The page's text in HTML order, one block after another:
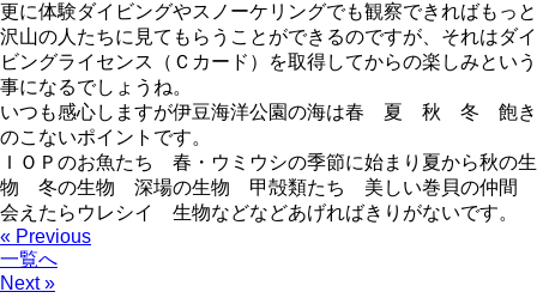
更に体験ダイビングやスノーケリングでも観察できればもっと
沢山の人たちに見てもらうことができるのですが、それはダイ
ビングライセンス（Ｃカード）を取得してからの楽しみという
事になるでしょうね。
いつも感心しますが伊豆海洋公園の海は春 夏 秋 冬 飽き
のこないポイントです。
ＩＯＰのお魚たち 春・ウミウシの季節に始まり夏から秋の生
物 冬の生物 深場の生物 甲殻類たち 美しい巻貝の仲間
会えたらウレシイ 生物などなどあげればきりがないです。
« Previous
一覧へ
Next »